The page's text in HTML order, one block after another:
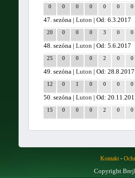
0 0 0 0 0 0 0
47. sezóna |Luton | Od: 6.3.2017
20 0 0 0 3 0 0
48. sezóna |Luton | Od: 5.6.2017
25 0 0 0 2 0 0
49. sezóna |Luton | Od: 28.8.2017
12 0 1 0 0 0 0
50. sezóna |Luton | Od:
15 0 0 0 2 0 0
Kontakt-
Copyright